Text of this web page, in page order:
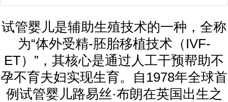
试管婴儿是辅助生殖技术的一种，全称
为“体外受精-胚胎移植技术（IVF-
ET）”，其核心是通过人工干预帮助不
孕不育夫妇实现生育。自1978年全球首
例试管婴儿路易丝·布朗在英国出生之